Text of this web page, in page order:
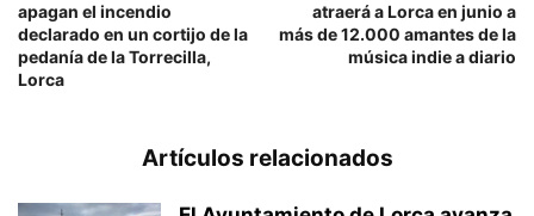
apagan el incendio
declarado en un cortijo de la
pedanía de la Torrecilla,
Lorca
atraerá a Lorca en junio a
más de 12.000 amantes de la
música indie a diario
Artículos relacionados